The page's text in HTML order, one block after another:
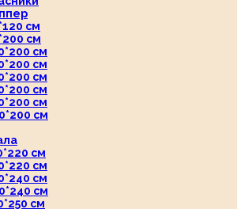
см
см
см
см
см
см
см
см
см
см
см
см
см